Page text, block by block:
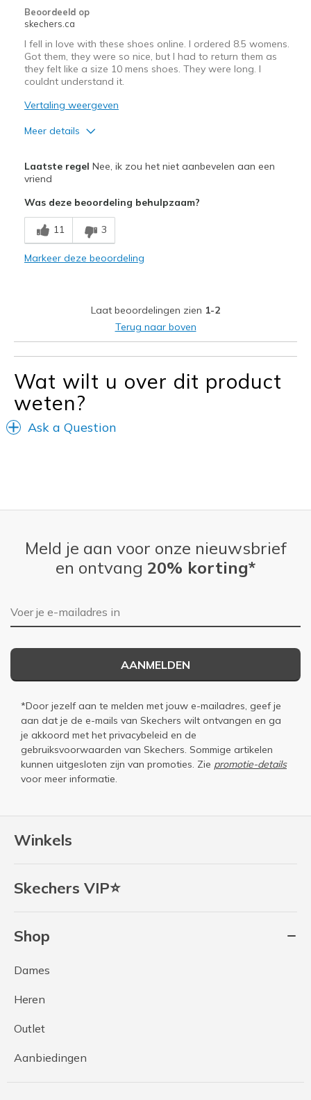
Beoordeeld op
skechers.ca
I fell in love with these shoes online. I ordered 8.5 womens.
Got them, they were so nice, but I had to return them as
they felt like a size 10 mens shoes. They were long. I
couldnt understand it.
Vertaling weergeven
Meer details
Attractive Design
Stylish
Minpunten
Too long
Laatste regel Nee, ik zou het niet aanbevelen aan een
vriend
Was deze beoordeling behulpzaam?
11 3
Markeer deze beoordeling
Laat beoordelingen zien 1-2
Terug naar boven
Wat wilt u over dit product
weten?
Ask a Question
Winkels
Skechers VIP⭐
Shop
Dames
Heren
Outlet
Aanbiedingen
Meld je aan voor onze nieuwsbrief
en ontvang 20% korting*
E-mailadres
AANMELDEN
*Door jezelf aan te melden met jouw e-mailadres, geef je
aan dat je de e-mails van Skechers wilt ontvangen en ga
je akkoord met het privacybeleid en de
gebruiksvoorwaarden van Skechers. Sommige artikelen
kunnen uitgesloten zijn van promoties. Zie promotie-details
voor meer informatie.